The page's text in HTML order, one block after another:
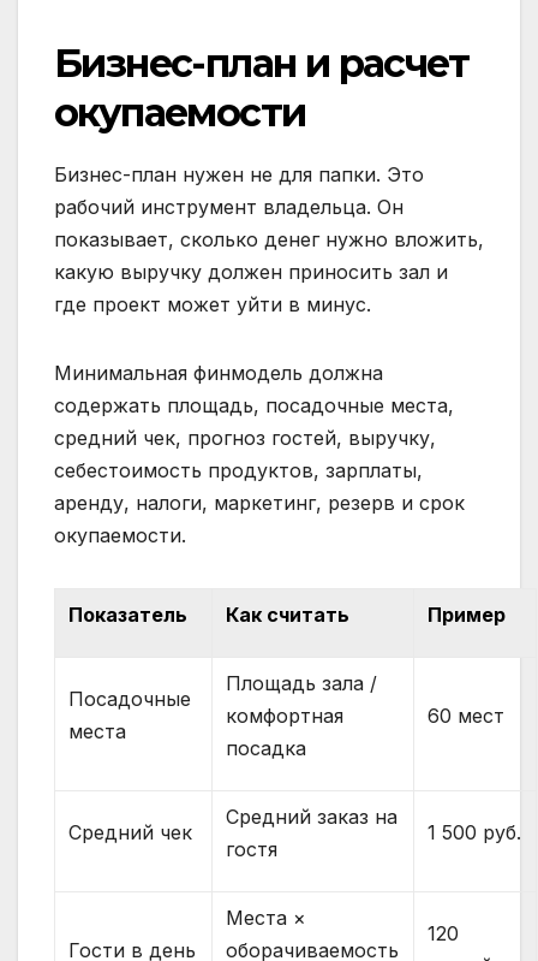
Бизнес-план и расчет
окупаемости
Бизнес-план нужен не для папки. Это
рабочий инструмент владельца. Он
показывает, сколько денег нужно вложить,
какую выручку должен приносить зал и
где проект может уйти в минус.
Минимальная финмодель должна
содержать площадь, посадочные места,
средний чек, прогноз гостей, выручку,
себестоимость продуктов, зарплаты,
аренду, налоги, маркетинг, резерв и срок
окупаемости.
Показатель Как считать Пример
Посадочные
места
Площадь зала /
комфортная
посадка
60 мест
Средний чек
Средний заказ на
гостя
1 500 руб.
Гости в день
Места ×
оборачиваемость
120